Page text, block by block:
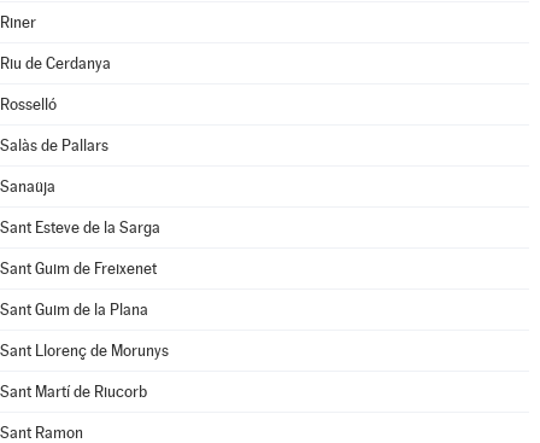
Riner
Riu de Cerdanya
Rosselló
Salàs de Pallars
Sanaüja
Sant Esteve de la Sarga
Sant Guim de Freixenet
Sant Guim de la Plana
Sant Llorenç de Morunys
Sant Martí de Riucorb
Sant Ramon